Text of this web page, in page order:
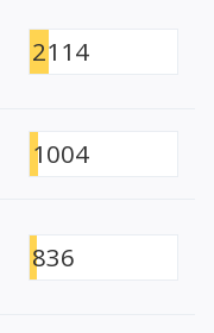
2114
1004
836